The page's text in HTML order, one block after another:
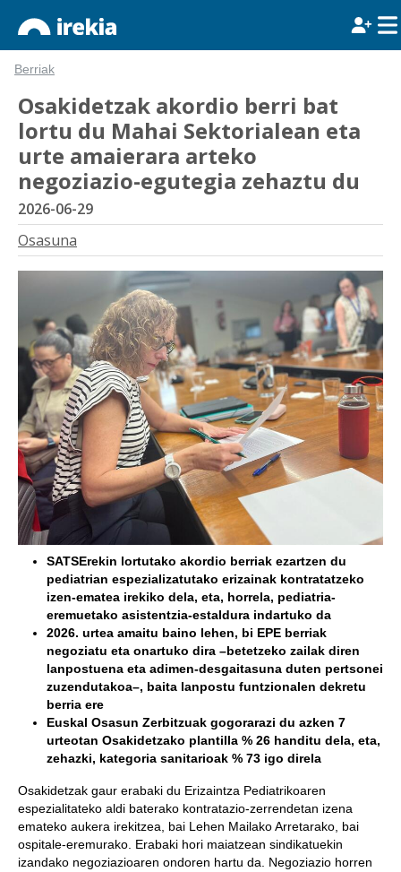
Berriak
Osakidetzak akordio berri bat
lortu du Mahai Sektorialean eta
urte amaierara arteko
negoziazio-egutegia zehaztu du
2026-06-29
Osasuna
SATSErekin lortutako akordio berriak ezartzen du
pediatrian espezializatutako erizainak kontratatzeko
izen-ematea irekiko dela, eta, horrela, pediatria-
eremuetako asistentzia-estaldura indartuko da
2026. urtea amaitu baino lehen, bi EPE berriak
negoziatu eta onartuko dira –betetzeko zailak diren
lanpostuena eta adimen-desgaitasuna duten pertsonei
zuzendutakoa–, baita lanpostu funtzionalen dekretu
berria ere
Euskal Osasun Zerbitzuak gogorarazi du azken 7
urteotan Osakidetzako plantilla % 26 handitu dela, eta,
zehazki, kategoria sanitarioak % 73 igo direla
Osakidetzak gaur erabaki du Erizaintza Pediatrikoaren
espezialitateko aldi baterako kontratazio-zerrendetan izena
emateko aukera irekitzea, bai Lehen Mailako Arretarako, bai
ospitale-eremurako. Erabaki hori maiatzean sindikatuekin
izandako negoziazioaren ondoren hartu da. Negoziazio horren